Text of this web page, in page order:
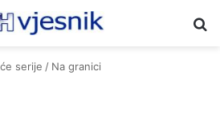
serije / Na granici